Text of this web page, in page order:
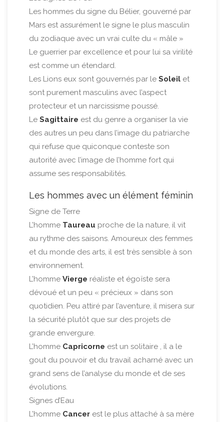
Les hommes du signe du Bélier, gouverné par
Mars est assurément le signe le plus masculin
du zodiaque avec un vrai culte du « mâle »
Le guerrier par excellence et pour lui sa virilité
est comme un étendard.
Les Lions eux sont gouvernés par le Soleil et
sont purement masculins avec l’aspect
protecteur et un narcissisme poussé.
Le Sagittaire est du genre a organiser la vie
des autres un peu dans l’image du patriarche
qui refuse que quiconque conteste son
autorité avec l’image de l’homme fort qui
assume ses responsabilités.
Les hommes avec un élément féminin
Signe de Terre
L’homme Taureau proche de la nature, il vit
au rythme des saisons. Amoureux des femmes
et du monde des arts, il est très sensible à son
environnement.
L’homme Vierge réaliste et égoïste sera
dévoué et un peu « précieux » dans son
quotidien. Peu attiré par l’aventure, il misera sur
la sécurité plutôt que sur des projets de
grande envergure.
L’homme Capricorne est un solitaire , il a le
gout du pouvoir et du travail acharné avec un
grand sens de l’analyse du monde et de ses
évolutions.
Signes d’Eau
L’homme Cancer est le plus attaché à sa mère